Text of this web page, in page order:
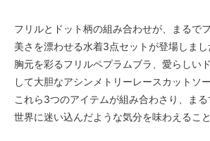
フリルとドット柄の組み合わせが、まるで
美さを漂わせる水着3点セットが登場しま
胸元を彩るフリルペプラムブラ、愛らしい
して大胆なアシンメトリーレースカットソ
これら3つのアイテムが組み合わさり、ま
世界に迷い込んだような気分を味わえるこ